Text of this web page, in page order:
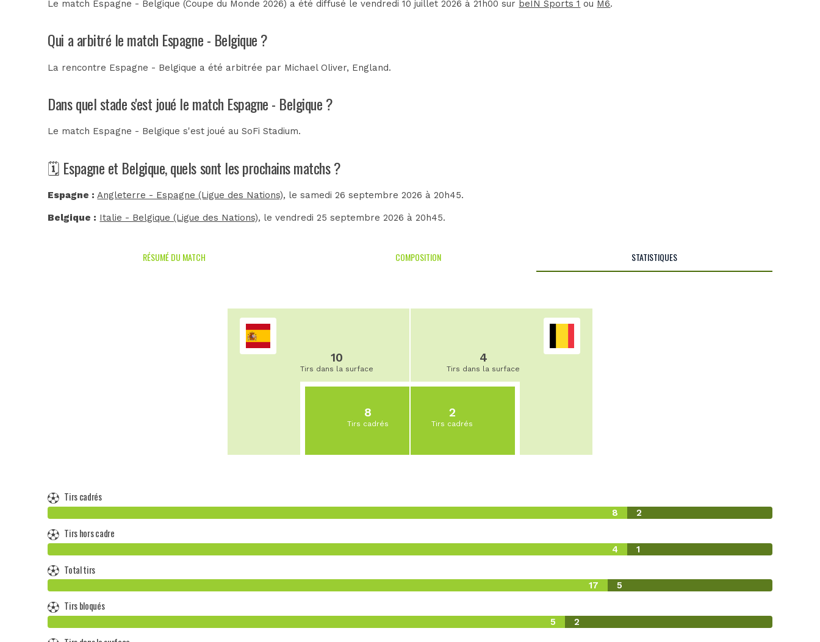
Le match Espagne - Belgique (Coupe du Monde 2026) a été diffusé le vendredi 10 juillet 2026 à 21h00 sur beIN Sports 1 ou M6.
Qui a arbitré le match Espagne - Belgique ?
La rencontre Espagne - Belgique a été arbitrée par Michael Oliver, England.
Dans quel stade s'est joué le match Espagne - Belgique ?
Le match Espagne - Belgique s'est joué auSoFi Stadium.
🗓️ Espagne et Belgique, quels sont les prochains matchs ?
Espagne : Angleterre - Espagne (Ligue des Nations), le samedi 26 septembre 2026 à 20h45.
Belgique : Italie - Belgique (Ligue des Nations), le vendredi 25 septembre 2026 à 20h45.
RÉSUMÉ DU MATCH COMPOSITION STATISTIQUES
10
Tirs dans la surface
8
Tirs cadrés
4
Tirs dans la surface
2
Tirs cadrés
Tirs cadrés
8 2
Tirs hors cadre
4 1
Total tirs
17 5
Tirs bloqués
5 2